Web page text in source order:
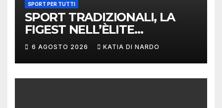
SPORT PER TUTTI
SPORT TRADIZIONALI, LA
FIGEST NELL’ÈLITE
MONDIALE: LA
DELEGAZIONE ITALIANA
PROTAGONISTA AL
CONVEGNO TAFISA A
6 AGOSTO 2026 KATIA DI NARDO